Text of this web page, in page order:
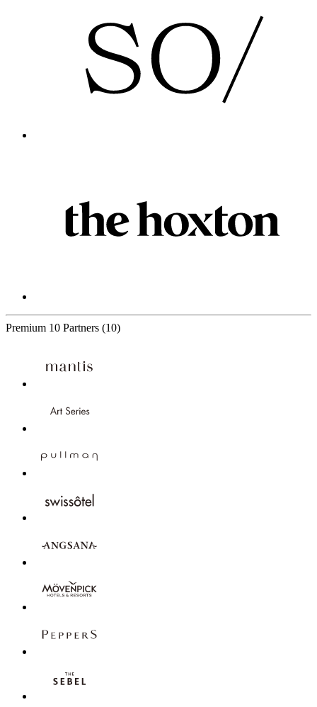
Premium 10 Partners (10)